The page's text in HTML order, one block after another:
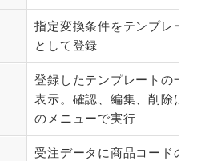
指定変換条件をテンプレート
として登録
登録したテンプレートの一覧
表示。確認、編集、削除はこ
のメニューで実行
受注データに商品コードの記